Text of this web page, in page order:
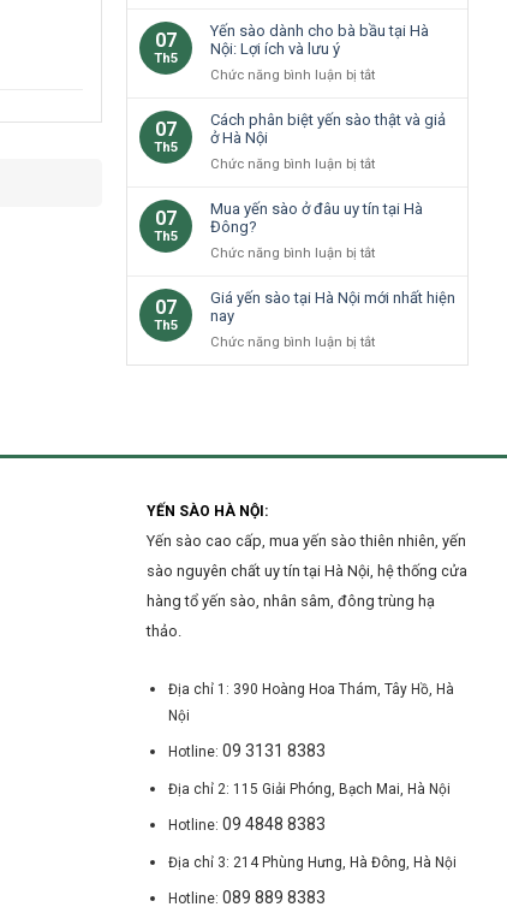
với
già
Yến
Hà
chưng
trọn
dưỡng
nhà
Hà
07
Th5
Yến sào dành cho bà bầu tại Hà
Nội: Lợi ích và lưu ý
Chức năng bình luận bị tắtở
sào
tại
Nội:
ích
lưu
07
Th5
Cách phân biệt yến sào thật và giả
ở Hà Nội
Chức năng bình luận bị tắtở
phân
và
ở
Hà
07
Th5
Mua yến sào ở đâu uy tín tại Hà
Đông?
Chức năng bình luận bị tắtở
yến
Đông?
07
Th5
Giá yến sào tại Hà Nội mới nhất hiện
nay
Chức năng bình luận bị tắtở
Giá
Nội
nay
YẾN SÀO HÀ NỘI:
Yến sào cao cấp, mua yến sào thiên nhiên, yến
sào nguyên chất uy tín tại Hà Nội, hệ thống cửa
hàng tổ yến sào, nhân sâm, đông trùng hạ
thảo.
Địa chỉ 1: 390 Hoàng Hoa Thám, Tây Hồ, Hà
Nội
Hotline:09 3131 8383
Địa chỉ 2: 115 Giải Phóng, Bạch Mai, Hà Nội
Hotline:09 4848 8383
Địa chỉ 3: 214 Phùng Hưng, Hà Đông, Hà Nội
Hotline:089 889 8383